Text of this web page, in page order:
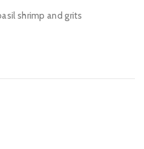
shrimp and grits